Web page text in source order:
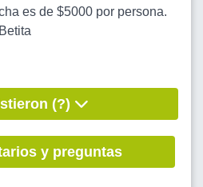
es de $5000 por persona.
(?)
y preguntas